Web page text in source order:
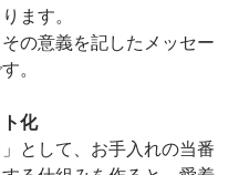
ます。
の意義を記したメッセー
。
化
として、お手入れの当番